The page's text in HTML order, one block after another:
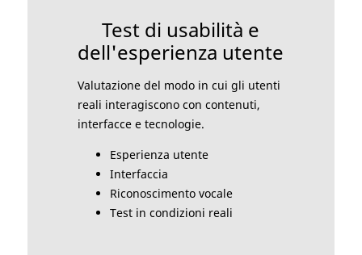
Test di usabilità e
dell'esperienza utente
Valutazione del modo in cui gli utenti
reali interagiscono con contenuti,
interfacce e tecnologie.
Esperienza utente
Interfaccia
Riconoscimento vocale
Test in condizioni reali